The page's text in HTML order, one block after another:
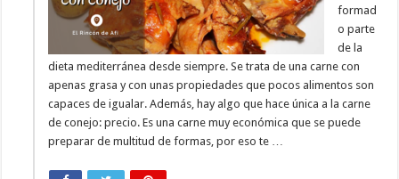
formad
o parte
de la
dieta mediterránea desde siempre. Se trata de una carne con
apenas grasa y con unas propiedades que pocos alimentos son
capaces de igualar. Además, hay algo que hace única a la carne
de conejo: precio. Es una carne muy económica que se puede
preparar de multitud de formas, por eso te …